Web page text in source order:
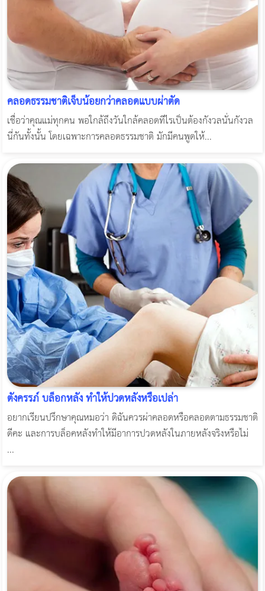
คลอดธรรมชาติเจ็บน้อยกว่าคลอดแบบผ่าตัด
เชื่อว่าคุณแม่ทุกคน พอใกล้ถึงวันใกล้คลอดทีไรเป็นต้องกังวลนั่นกังวล
นี่กันทั้งนั้น โดยเฉพาะการคลอดธรรมชาติ มักมีคนพูดให้...
ตั้งครรภ์ บล็อกหลัง ทำให้ปวดหลังหรือเปล่า
อยากเรียนปรึกษาคุณหมอว่า ดิฉันควรผ่าคลอดหรือคลอดตามธรรมชาติ
ดีคะ และการบล็อคหลังทำให้มีอาการปวดหลังในภายหลังจริงหรือไม่
...